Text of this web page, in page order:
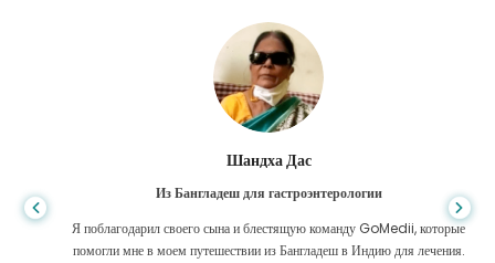
Шандха Дас
Из Бангладеш для гастроэнтерологии
Я поблагодарил своего сына и блестящую команду GoMedii, которые
помогли мне в моем путешествии из Бангладеш в Индию для лечения.